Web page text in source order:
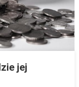
jej